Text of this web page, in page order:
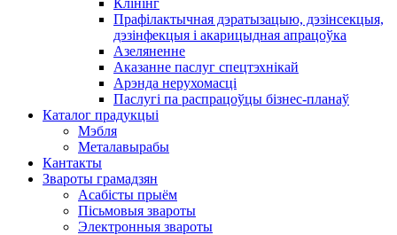
Клінінг
Прафілактычная дэратызацыю, дэзiнсекцыя,
дэзінфекцыя і акарицыдная апрацоўка
Азеляненне
Аказанне паслуг спецтэхнікай
Арэнда нерухомасці
Паслугі па распрацоўцы бізнес-планаў
Каталог прадукцыі
Мэбля
Металавырабы
Кантакты
Звароты грамадзян
Асабісты прыём
Пісьмовыя звароты
Электронныя звароты